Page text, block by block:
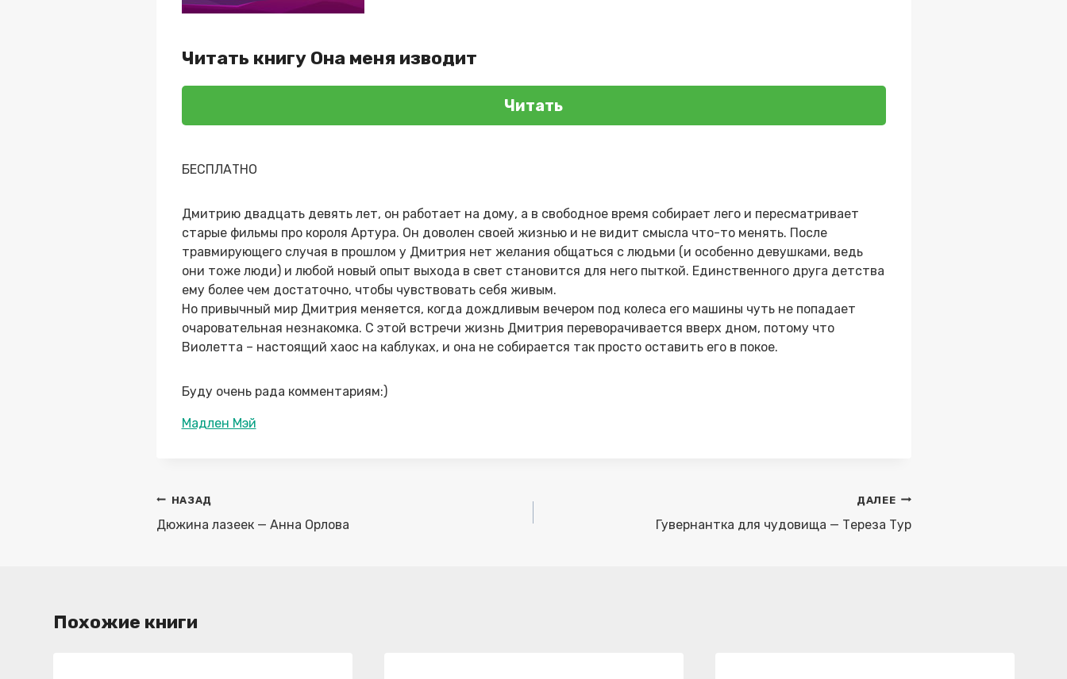
Читать книгу Она меня изводит
Читать
БЕСПЛАТНО
Дмитрию двадцать девять лет, он работает на дому, а в свободное время собирает лего и пересматривает
старые фильмы про короля Артура. Он доволен своей жизнью и не видит смысла что-то менять. После
травмирующего случая в прошлом у Дмитрия нет желания общаться с людьми (и особенно девушками, ведь
они тоже люди) и любой новый опыт выхода в свет становится для него пыткой. Единственного друга детства
ему более чем достаточно, чтобы чувствовать себя живым.
Но привычный мир Дмитрия меняется, когда дождливым вечером под колеса его машины чуть не попадает
очаровательная незнакомка. С этой встречи жизнь Дмитрия переворачивается вверх дном, потому что
Виолетта – настоящий хаос на каблуках, и она не собирается так просто оставить его в покое.
Буду очень рада комментариям:)
Метки
Мадлен Мэй
Навигация
по
НАЗАД
Дюжина лазеек — Анна Орлова
ДАЛЕЕ
Гувернантка для чудовища — Тереза Тур
Похожие книги